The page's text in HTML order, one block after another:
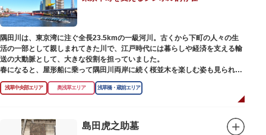
何度も焼失と再建を繰り返し、現在の雷門は1960年に松下電器産業（現パナ
ソニック）の松下幸之助氏の寄進により再建されたものです。
隅田川は、東京湾に注ぐ全長23.5kmの一級河川。古くから下町の人々の生
活の一部として親しまれてきた川で、江戸時代には暮らしや経済を支える輸
送の大動脈として、大きな役割を担っていました。
春になると、屋形船に乗って隅田川両岸に続く桜並木を楽しむ姿も見られ、
東京スカイツリーとのコラボレーションも、まさに絵になる光景です。ま
た、毎年7月の最終土曜日に開催される「隅田川花火大会」は、東京の夏の
川沿いには「隅田川テラス」と呼ばれる遊歩道も整備されています。心地よ
浅草中央部エリア 奥浅草エリア 浅草橋・蔵前エリア
島田虎之助墓